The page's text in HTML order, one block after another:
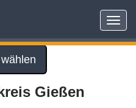
Toggle
Gießen